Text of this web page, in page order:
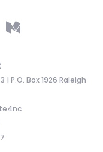
P.O. Box 1926 Raleigh